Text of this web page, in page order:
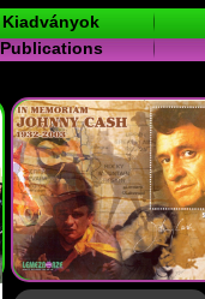
Kiadványok
Publications